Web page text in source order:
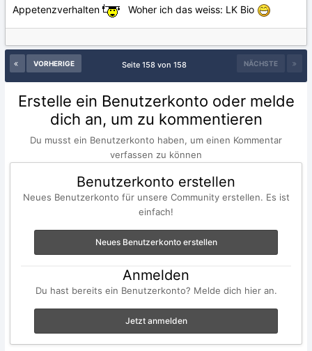
Appetenzverhalten Woher ich das weiss: LK Bio
VORHERIGE NÄCHSTE
Seite 158 von 158
Erstelle ein Benutzerkonto oder melde
dich an, um zu kommentieren
Du musst ein Benutzerkonto haben, um einen Kommentar
verfassen zu können
Benutzerkonto erstellen
Neues Benutzerkonto für unsere Community erstellen. Es ist
einfach!
Neues Benutzerkonto erstellen
Anmelden
Du hast bereits ein Benutzerkonto? Melde dich hier an.
Jetzt anmelden